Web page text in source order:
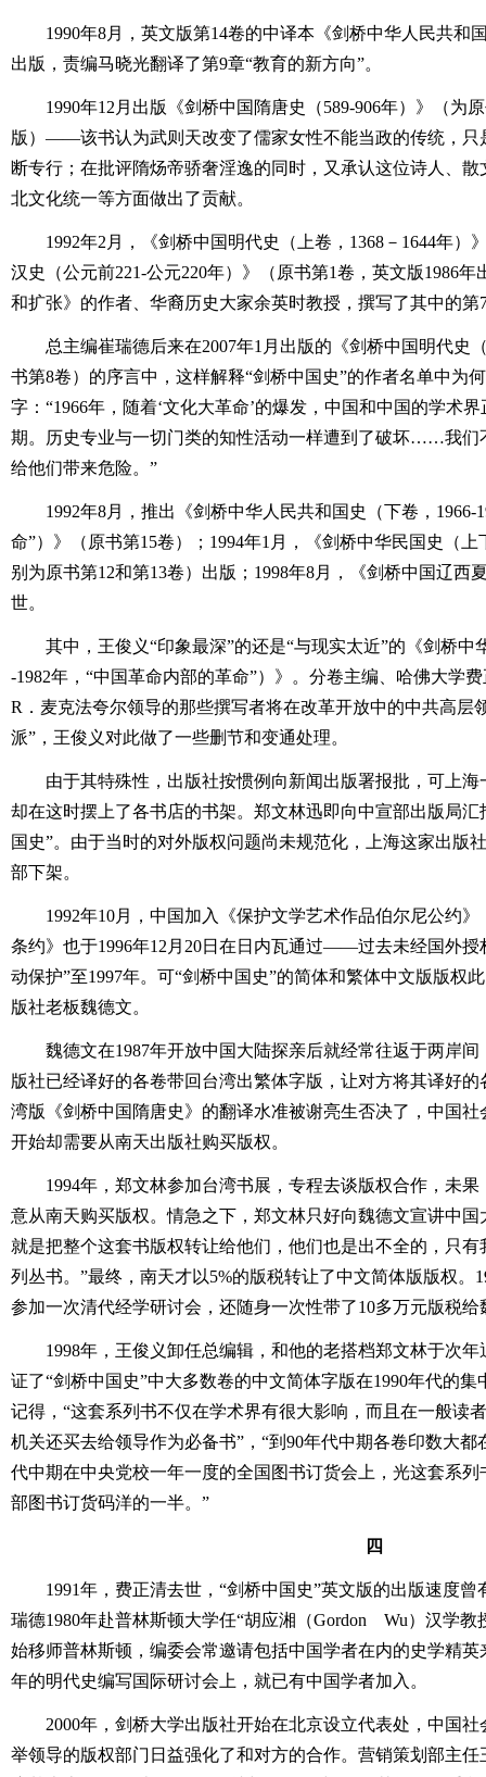
1990年8月，英文版第14卷的中译本《剑桥中华人民共和
出版，责编马晓光翻译了第9章“教育的新方向”。
1990年12月出版《剑桥中国隋唐史（589-906年）》（为
版）――该书认为武则天改变了儒家女性不能当政的传统，只
断专行；在批评隋炀帝骄奢淫逸的同时，又承认这位诗人、
北文化统一等方面做出了贡献。
1992年2月，《剑桥中国明代史（上卷，1368－1644年）
汉史（公元前221-公元220年）》（原书第1卷，英文版1986
和扩张》的作者、华裔历史大家余英时教授，撰写了其中的第
总主编崔瑞德后来在2007年1月出版的《剑桥中国明代史
书第8卷）的序言中，这样解释“剑桥中国史”的作者名单中为
字：“1966年，随着‘文化大革命’的爆发，中国和中国的学术
期。历史专业与一切门类的知性活动一样遭到了破坏……我们
给他们带来危险。”
1992年8月，推出《剑桥中华人民共和国史（下卷，1966-
命”）》（原书第15卷）；1994年1月，《剑桥中华民国史（上
别为原书第12和第13卷）出版；1998年8月，《剑桥中国辽西
世。
其中，王俊义“印象最深”的还是“与现实太近”的《剑桥中
-1982年，“中国革命内部的革命”）》。分卷主编、哈佛大学
R．麦克法夸尔领导的那些撰写者将在改革开放中的中共高层
派”，王俊义对此做了一些删节和变通处理。
由于其特殊性，出版社按惯例向新闻出版署报批，可上
却在这时摆上了各书店的书架。郑文林迅即向中宣部出版局
国史”。由于当时的对外版权问题尚未规范化，上海这家出版
部下架。
1992年10月，中国加入《保护文学艺术作品伯尔尼公约
条约》也于1996年12月20日在日内瓦通过――过去未经国外授
动保护”至1997年。可“剑桥中国史”的简体和繁体中文版版权
版社老板魏德文。
魏德文在1987年开放中国大陆探亲后就经常往返于两岸
版社已经译好的各卷带回台湾出繁体字版，让对方将其译好
湾版《剑桥中国隋唐史》的翻译水准被谢亮生否决了，中国社
开始却需要从南天出版社购买版权。
1994年，郑文林参加台湾书展，专程去谈版权合作，未
意从南天购买版权。情急之下，郑文林只好向魏德文宣讲中
就是把整个这套书版权转让给他们，他们也是出不全的，只
列丛书。”最终，南天才以5%的版税转让了中文简体版版权。
参加一次清代经学研讨会，还随身一次性带了10多万元版税给
1998年，王俊义卸任总编辑，和他的老搭档郑文林于次
证了“剑桥中国史”中大多数卷的中文简体字版在1990年代的
记得，“这套系列书不仅在学术界有很大影响，而且在一般读
机关还买去给领导作为必备书”，“到90年代中期各卷印数大
代中期在中央党校一年一度的全国图书订货会上，光这套系
部图书订货码洋的一半。”
四
1991年，费正清去世，“剑桥中国史”英文版的出版速度
瑞德1980年赴普林斯顿大学任“胡应湘（Gordon Wu）汉学教
始移师普林斯顿，编委会常邀请包括中国学者在内的史学精英
年的明代史编写国际研讨会上，就已有中国学者加入。
2000年，剑桥大学出版社开始在北京设立代表处，中国
举领导的版权部门日益强化了和对方的合作。营销策划部主